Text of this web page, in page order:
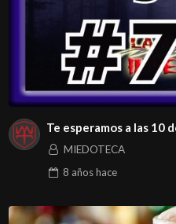
Te esperamos a las 10
MIEDOTECA
8 añoshace